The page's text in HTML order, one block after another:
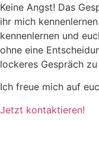
Keine Angst! Das
ihr mich
kennenlernen und
ohne eine
lockeres Gespräch
Ich freue mich auf
Jetzt kontaktieren!